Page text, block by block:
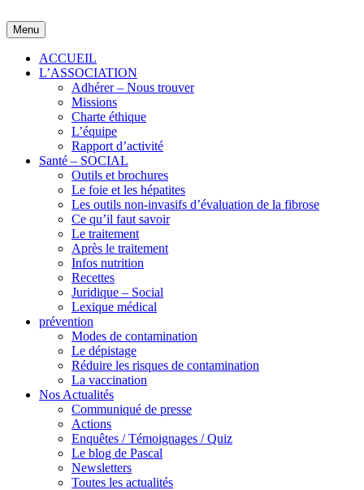
to
content
Menu
ACCUEIL
L’ASSOCIATION
Adhérer – Nous trouver
Missions
Charte éthique
L’équipe
Rapport d’activité
Santé – SOCIAL
Outils et brochures
Le foie et les hépatites
Les outils non-invasifs d’évaluation de la fibrose
Ce qu’il faut savoir
Le traitement
Après le traitement
Infos nutrition
Recettes
Juridique – Social
Lexique médical
prévention
Modes de contamination
Le dépistage
Réduire les risques de contamination
La vaccination
Nos Actualités
Communiqué de presse
Actions
Enquêtes / Témoignages / Quiz
Le blog de Pascal
Newsletters
Toutes les actualités